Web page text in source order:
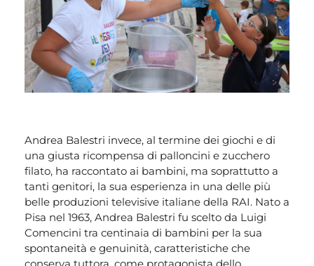
Andrea Balestri invece, al termine dei giochi e di
una giusta ricompensa di palloncini e zucchero
filato, ha raccontato ai bambini, ma soprattutto a
tanti genitori, la sua esperienza in una delle più
belle produzioni televisive italiane della RAI. Nato a
Pisa nel 1963, Andrea Balestri fu scelto da Luigi
Comencini tra centinaia di bambini per la sua
spontaneità e genuinità, caratteristiche che